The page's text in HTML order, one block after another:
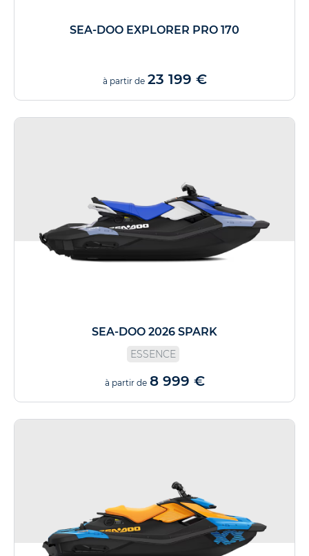
SEA-DOO EXPLORER PRO 170
à partir de 23 199 €
SEA-DOO 2026 SPARK
ESSENCE
à partir de 8 999 €